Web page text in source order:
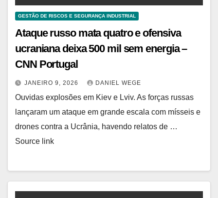
GESTÃO DE RISCOS E SEGURANÇA INDUSTRIAL
Ataque russo mata quatro e ofensiva
ucraniana deixa 500 mil sem energia –
CNN Portugal
JANEIRO 9, 2026 DANIEL WEGE
Ouvidas explosões em Kiev e Lviv. As forças russas
lançaram um ataque em grande escala com mísseis e
drones contra a Ucrânia, havendo relatos de …
Source link